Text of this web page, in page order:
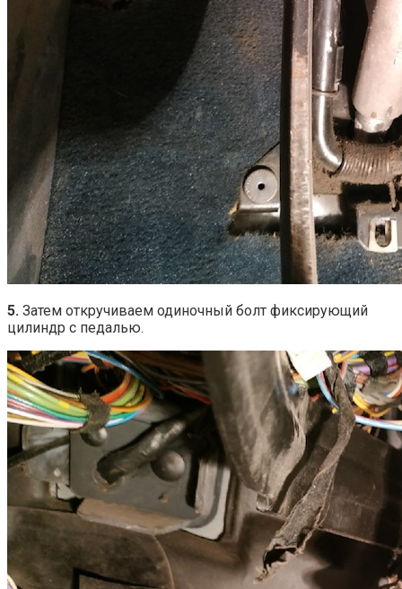
5. Затем откручиваем одиночный болт фиксирующий
цилиндр с педалью.